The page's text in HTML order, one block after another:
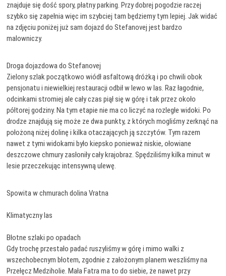
znajduje się dość spory, płatny parking. Przy dobrej pogodzie raczej
szybko się zapełnia więc im szybciej tam będziemy tym lepiej. Jak widać
na zdjęciu poniżej już sam dojazd do Stefanovej jest bardzo
malowniczy.
Droga dojazdowa do Stefanovej
Zielony szlak początkowo wiódł asfaltową dróżką i po chwili obok
pensjonatu i niewielkiej restauracji odbił w lewo w las. Raz łagodnie,
odcinkami stromiej ale cały czas piął się w górę i tak przez około
półtorej godziny. Na tym etapie nie ma co liczyć na rozległe widoki. Po
drodze znajdują się może ze dwa punkty, z których mogliśmy zerknąć na
położoną niżej dolinę i kilka otaczających ją szczytów. Tym razem
nawet z tymi widokami było kiepsko ponieważ niskie, ołowiane
deszczowe chmury zasłoniły cały krajobraz. Spędziliśmy kilka minut w
lesie przeczekując intensywną ulewę.
Spowita w chmurach dolina Vratna
Klimatyczny las
Błotne szlaki po opadach
Gdy trochę przestało padać ruszyliśmy w górę i mimo walki z
wszechobecnym błotem, zgodnie z założonym planem weszliśmy na
Przełęcz Medziholie. Mała Fatra ma to do siebie, że nawet przy